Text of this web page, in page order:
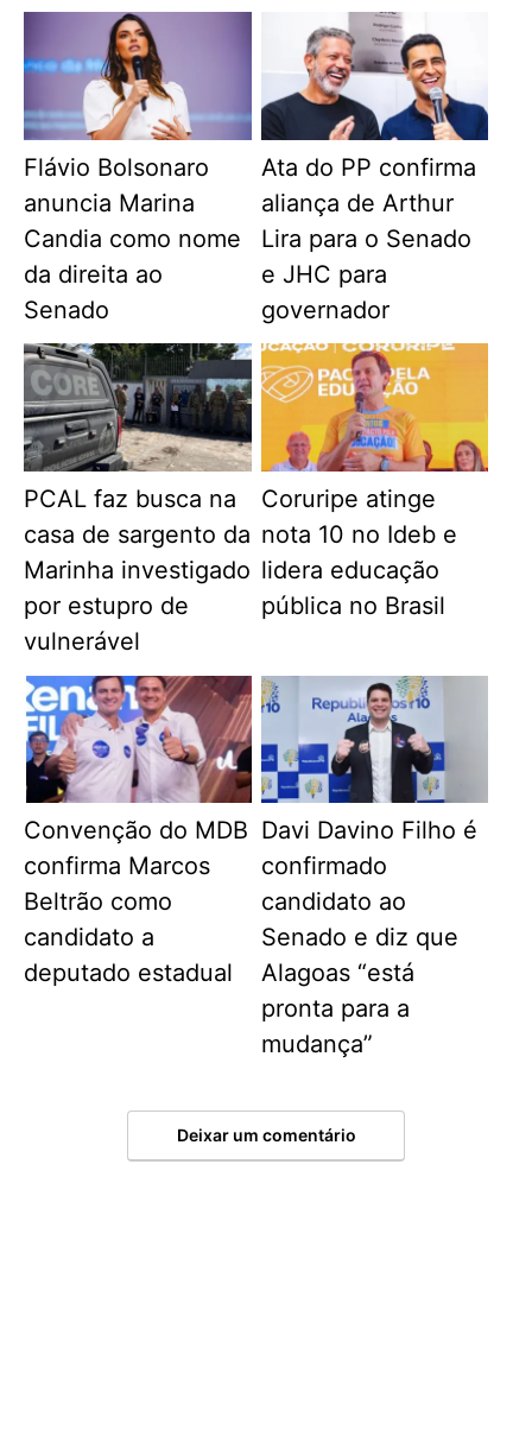
Flávio Bolsonaro
anuncia Marina
Candia como nome
da direita ao
Senado
Ata do PP confirma
aliança de Arthur
Lira para o Senado
e JHC para
governador
PCAL faz busca na
casa de sargento da
Marinha investigado
por estupro de
vulnerável
Coruripe atinge
nota 10 no Ideb e
lidera educação
pública no Brasil
Convenção do MDB
confirma Marcos
Beltrão como
candidato a
deputado estadual
Davi Davino Filho é
confirmado
candidato ao
Senado e diz que
Alagoas “está
pronta para a
mudança”
Deixar um comentário